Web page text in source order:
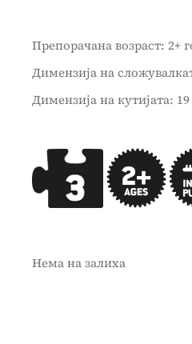
Препорачана возраст: 2+
Димензија на
Димензија на кутијата:
Нема на залиха